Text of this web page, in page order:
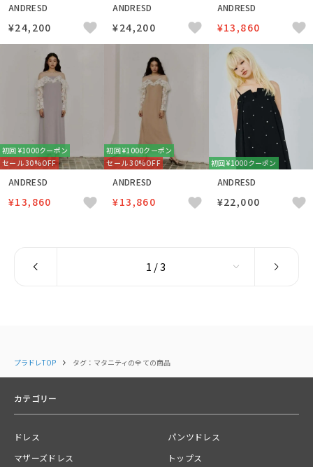
ANDRESD
¥24,200
ANDRESD
¥24,200
ANDRESD
¥13,860
初回 ¥1000クーポン
セール 30%OFF
ANDRESD
¥13,860
初回 ¥1000クーポン
セール 30%OFF
ANDRESD
¥13,860
初回 ¥1000クーポン
ANDRESD
¥22,000
プラドレTOP タグ：マタニティの全ての商品
カテゴリー
ドレス
パンツドレス
マザーズドレス
トップス